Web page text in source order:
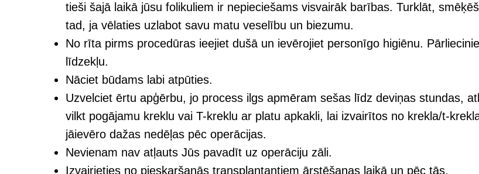
tieši šajā laikā jūsu folikuliem ir nepieciešams visvairāk barības. Turklāt,
tad, ja vēlaties uzlabot savu matu veselību un biezumu.
No rīta pirms procedūras ieejiet dušā un ievērojiet personīgo higiēnu.
līdzekļu.
Nāciet būdams labi atpūties.
Uzvelciet ērtu apģērbu, jo process ilgs apmēram sešas līdz deviņas stundas,
vilkt pogājamu kreklu vai T-kreklu ar platu apkakli, lai izvairītos no krekla/t-
jāievēro dažas nedēļas pēc operācijas.
Nevienam nav atļauts Jūs pavadīt uz operāciju zāli.
Izvairieties no pieskaršanās transplantantiem ārstēšanas laikā un pēc tās.